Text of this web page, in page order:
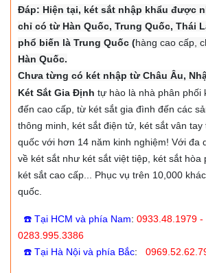
Đáp: Hiện tại, két sắt nhập khẩu được
chỉ có từ Hàn Quốc, Trung Quốc, Thái
phổ biến là Trung Quốc (hàng cao cấp,
Hàn Quốc.
Chưa từng có két nhập từ Châu Âu,
Két Sắt Gia Định tự hào là nhà phân phối
đến cao cấp, từ két sắt gia đình đến các
thông minh, két sắt điện tử, két sắt vân tay
quốc với hơn 14 năm kinh nghiệm! Với đa
về két sắt như két sắt việt tiệp, két sắt hòa
két sắt cao cấp... Phục vụ trên 10,000
quốc.
☎️ Tại HCM và phía Nam: 0933.48.1979
0283.995.3386
☎️ Tại Hà Nội và phía Bắc: